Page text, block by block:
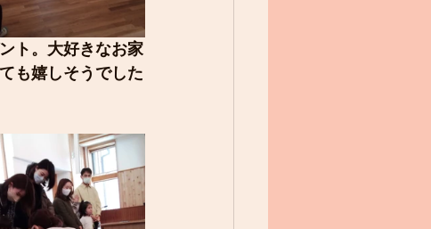
ト。大好きなお家
も嬉しそうでした